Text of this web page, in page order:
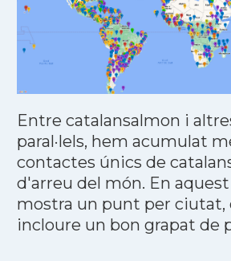
Entre catalansalmon i
paral·lels, hem acumulat
contactes únics de
d'arreu del món. En
mostra un punt per ciutat,
incloure un bon grapat de